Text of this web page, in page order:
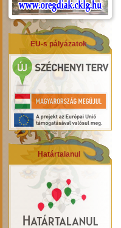
EU-s pályázatok
Határtalanul